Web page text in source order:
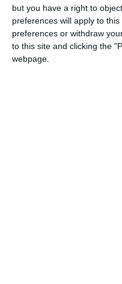
but you have a right to
preferences will apply to
preferences or withdraw
to this site and clicking the
webpage.
Am citit si sunt de acord cu
Acest formular colectează
să putem urmări comentariile tale
Pentru mai multe informaţii,